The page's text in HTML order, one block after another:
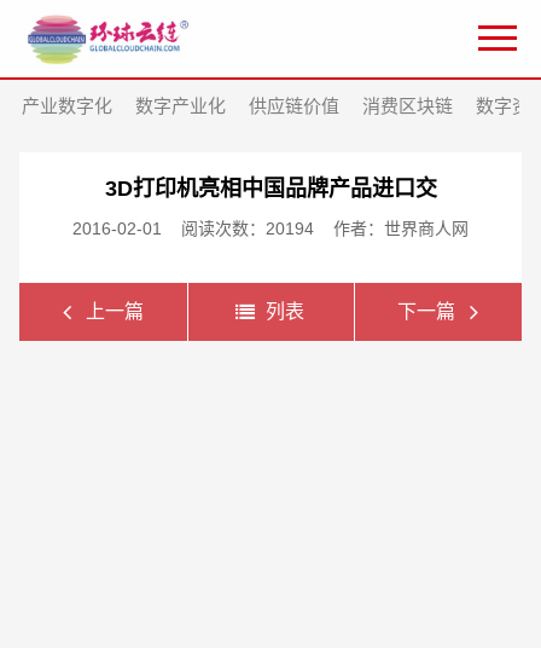
产业数字化 数字产业化 供应链价值 消费区块链 数字资
3D打印机亮相中国品牌产品进口交
2016-02-01 阅读次数：20194 作者：世界商人网
上一篇 列表 下一篇